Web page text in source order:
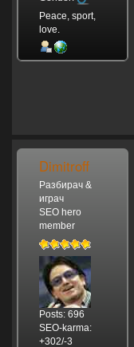
Peace, sport,
love.
Dimitroff
Разбирач &
играч
SEO hero
member
Posts: 696
SEO-karma:
+302/-3